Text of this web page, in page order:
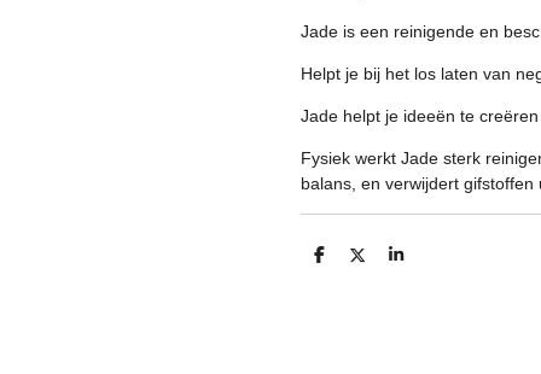
Jade is een reinigende en
Helpt je bij het los laten van
Jade helpt je ideeën te
Fysiek werkt Jade sterk
balans, en verwijdert gifstoffen
D
D
S